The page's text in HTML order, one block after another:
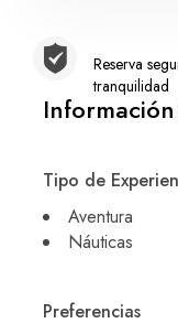
Reserva
tranquilidad
Tipo de
Aventura
Náuticas
Preferencias